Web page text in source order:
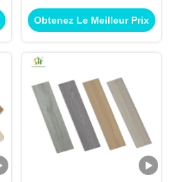
étanche SPC Click
pour utilisation en
Obtenez Le Meilleur Prix